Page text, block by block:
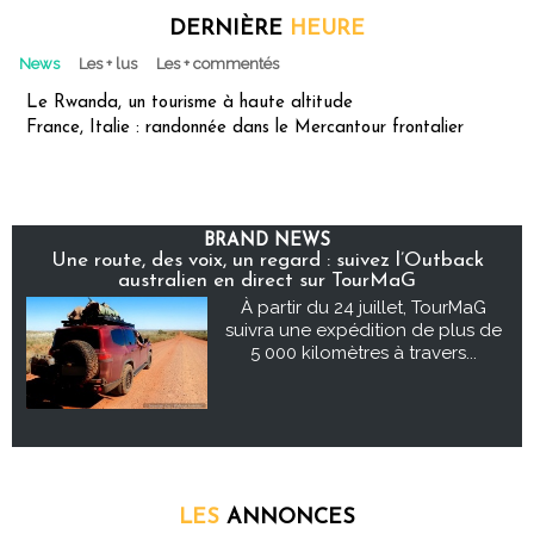
DERNIÈRE HEURE
News Les + lus Les + commentés
Le Rwanda, un tourisme à haute altitude
France, Italie : randonnée dans le Mercantour frontalier
BRAND NEWS
Une route, des voix, un regard : suivez l’Outback
australien en direct sur TourMaG
À partir du 24 juillet, TourMaG
suivra une expédition de plus de
5 000 kilomètres à travers...
LES ANNONCES